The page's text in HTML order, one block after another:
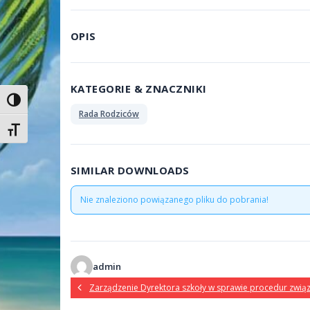
Toggle High Contrast
Toggle Font size
OPIS
KATEGORIE & ZNACZNIKI
Rada Rodziców
SIMILAR DOWNLOADS
Nie znaleziono powiązanego pliku do pobrania!
admin
Zarządzenie Dyrektora szkoły w sprawie procedur